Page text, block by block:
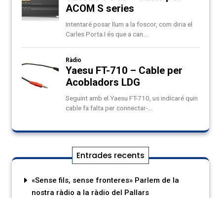
Entrades recents
«Sense fils, sense fronteres» Parlem de la
nostra ràdio a la ràdio del Pallars